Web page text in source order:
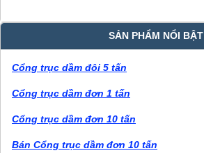
SẢN PHẨM NỔI BẬT
Cổng trục dầm đôi 5 tấn
Cổng trục dầm đơn 1 tấn
Cổng trục dầm đơn 10 tấn
Bán Cổng trục dầm đơn 10 tấn